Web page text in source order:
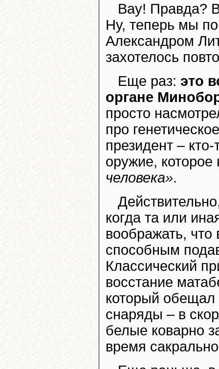
Вау! Правда?
Ну, теперь мы
Александром
захотелось
Еще раз: это
органе
просто
про
президент –
оружие,
человека».
когда та или
воображать,
способным
Классический
восстание
который обещал
снаряды – в
белые коварно
время